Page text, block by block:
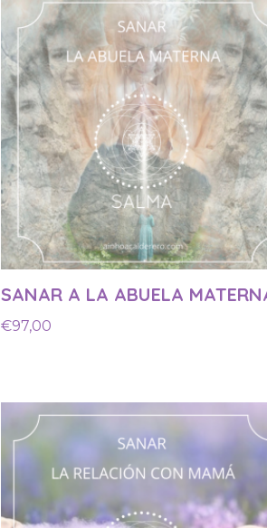
SANAR A LA ABUELA
€97,00